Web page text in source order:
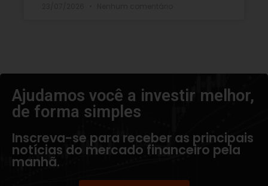
Ajudamos você a investir melhor,
de forma simples​
Inscreva-se para receber as principais
notícias do mercado financeiro pela
manhã.